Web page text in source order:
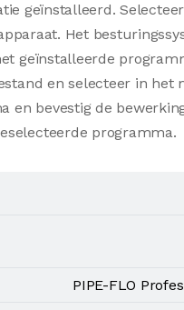
geïnstalleerd.
Het
geïnstalleerde
en selecteer in het
en bevestig de
programma.
PIPE-FLO